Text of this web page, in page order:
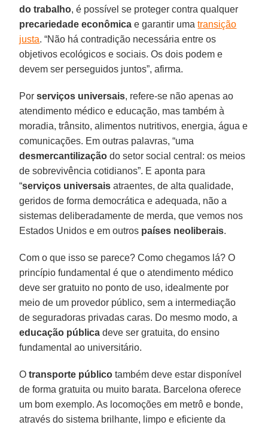
do trabalho, é possível se proteger contra qualquer
precariedade econômica e garantir umatransição
justa. “Não há contradição necessária entre os
objetivos ecológicos e sociais. Os dois podem e
devem ser perseguidos juntos”, afirma.
Porserviços universais, refere-se não apenas ao
atendimento médico e educação, mas também à
moradia, trânsito, alimentos nutritivos, energia, água e
comunicações. Em outras palavras, “uma
desmercantilização do setor social central: os meios
de sobrevivência cotidianos”. E aponta para
“serviços universais atraentes, de alta qualidade,
geridos de forma democrática e adequada, não a
sistemas deliberadamente de merda, que vemos nos
Estados Unidos e em outros países neoliberais.
Com o que isso se parece? Como chegamos lá? O
princípio fundamental é que o atendimento médico
deve ser gratuito no ponto de uso, idealmente por
meio de um provedor público, sem a intermediação
de seguradoras privadas caras. Do mesmo modo, a
educação pública deve ser gratuita, do ensino
fundamental ao universitário.
Otransporte público também deve estar disponível
de forma gratuita ou muito barata. Barcelona oferece
um bom exemplo. As locomoções em metrô e bonde,
através do sistema brilhante, limpo e eficiente da